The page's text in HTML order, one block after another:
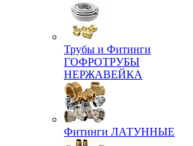
Трубы и Фитинги
ГОФРОТРУБЫ
НЕРЖАВЕЙКА
Фитинги ЛАТУННЫЕ